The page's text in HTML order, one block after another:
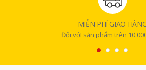
MIỄN PHÍ GIAO
Đối với sản phẩm trên